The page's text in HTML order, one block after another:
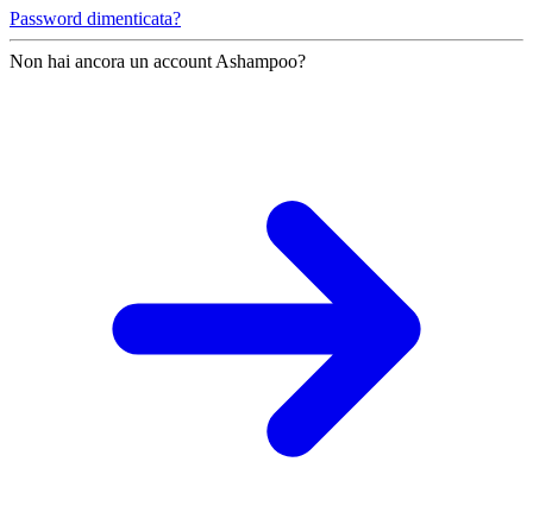
Password dimenticata?
Non hai ancora un account Ashampoo?